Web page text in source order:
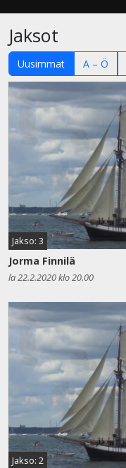
Jaksot
Uusimmat A – Ö
Jakso: 3
Jorma Finnilä
la 22.2.2020 klo 20.00
Jakso: 2